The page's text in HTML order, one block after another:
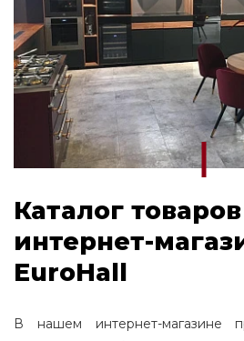
Каталог товаров
интернет-
EuroHall
В нашем интернет-магазине